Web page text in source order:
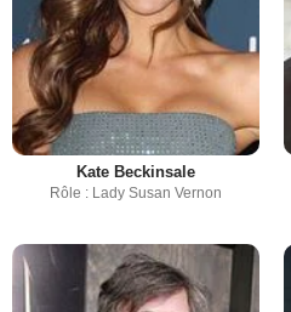
Kate Beckinsale
Rôle : Lady Susan Vernon